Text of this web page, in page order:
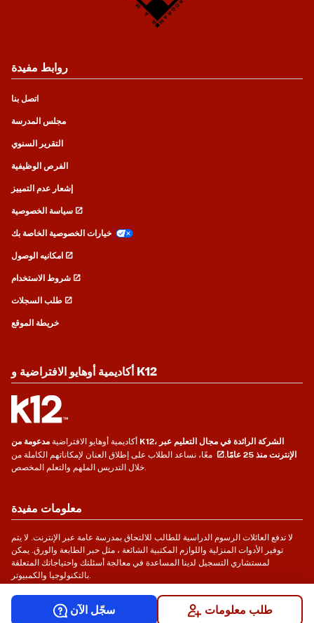
روابط مفيدة
اتصل بنا
مجلس المدرسة
التقرير السنوي
الفرص الوظيفية
إشعار عدم التمييز
سياسة الخصوصية
خيارات الخصوصية الخاصة بك
امكانيه الوصول
شروط الاستخدام
طلب السجلات
خريطة الموقع
أكاديمية أوهايو الافتراضية و K12
أكاديمية أوهايو الافتراضية مدعومة من K12، الشركة الرائدة في مجال التعليم عبر
الإنترنت منذ 25 عامًا.
معًا، نساعد الطلاب على إطلاق العنان لإمكاناتهم الكاملة من
خلال التدريس الملهم والتعلم المخصص.
معلومات مفيدة
لا تدفع العائلات الرسوم الدراسية للطالب للالتحاق بمدرسة عامة عبر الإنترنت. لا يتم
توفير الأدوات المنزلية واللوازم المكتبية الشائعة ، مثل حبر الطابعة والورق. يمكن
لمستشاري التسجيل لدينا المساعدة في معالجة أسئلتك واحتياجاتك المتعلقة
بالتكنولوجيا والكمبيوتر.
سجّل الآن طلب معلومات